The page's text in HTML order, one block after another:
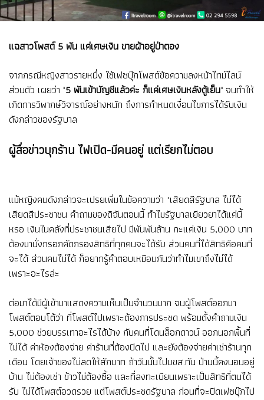
แฉสาวโพสต์ 5 พัน แค่เศษเงิน ขายผ้าอยู่ป่าตอง
จากกรณีหญิงสาวรายหนึ่ง ใช้เฟซบุ๊กโพสต์ข้อความลงหน้าไทม์ไลน์
ส่วนตัว เผยว่า "5 พันเข้าบัญชีแล้วค่ะ ก็แค่เศษเงินหลังตู้เย็น" จนทำให้
เกิดการวิพากษ์วิจารณ์อย่างหนัก ถึงการกำหนดเงื่อนไขการได้รับเงิน
ดังกล่าวของรัฐบาล
ผู้สื่อข่าวบุกร้าน ไฟเปิด-มีคนอยู่ แต่เรียกไม่ตอบ
แม้หญิงคนดังกล่าวจะเปรยเพิ่มในข้อความว่า "เสียดสีรัฐบาล ไม่ได้
เสียดสีประชาชน คำถามของดิฉันตอนนี้ ทำไมรัฐบาลเยียวยาได้แค่นี้
หรอ เงินในคลังที่ประชาชนเสียไป มีพันพันล้าน กะแค่เงิน 5,000 บาท
ต้องมานั่งกรอกคัดกรองสิทธิที่ทุกคนจะได้รับ ส่วนคนที่ได้สิทธิคือคนที่
จะได้ ส่วนคนไม่ได้ ก็อยากรู้คำตอบเหมือนกันว่าทำไมเขาถึงไม่ได้
เพราะอะไรล่ะ
ต่อมาได้มีผู้เข้ามาแสดงความเห็นเป็นจำนวนมาก จนผู้โพสต์ออกมา
โพสต์ตอบโต้ว่า ที่โพสต์ไปเพราะต้องการประชด พร้อมตั้งคำถามเงิน
5,000 ช่วยบรรเทาอะไรได้บ้าง กับคนที่โดนล็อกดาวน์ ออกนอกพื้นที่
ไม่ได้ ค่าห้องต้องจ่าย ค่าร้านที่ต้องปิดไป และยังต้องจ่ายค่าเช่าร้านทุก
เดือน โดยเจ้าของไม่ลดให้สักบาท ถ้าวันนั้นไปบขส.ทัน ป่านนี้คงนอนอยู่
บ้าน ไม่ต้องเช่า ข้าวไม่ต้องซื้อ และที่ลงทะเบียนเพราะเป็นสิทธิที่ตนได้
รับ ไม่ได้โพสต์อวดรวย แต่โพสต์ประชดรัฐบาล ก่อนที่จะปิดเฟซบุ๊กไป